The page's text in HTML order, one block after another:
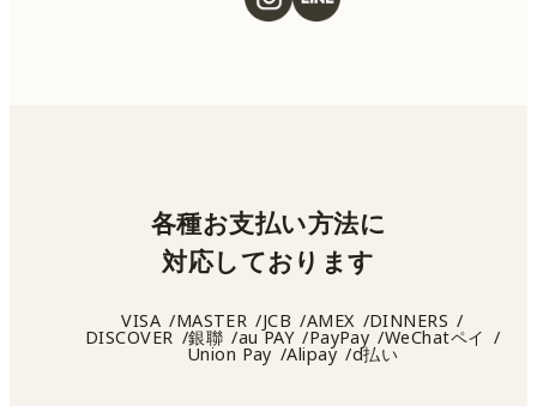
各種お支払い方法に
対応しております
VISA MASTER JCB AMEX DINNERS
DISCOVER 銀聯 au PAY PayPay WeChatペイ
Union Pay Alipay d払い